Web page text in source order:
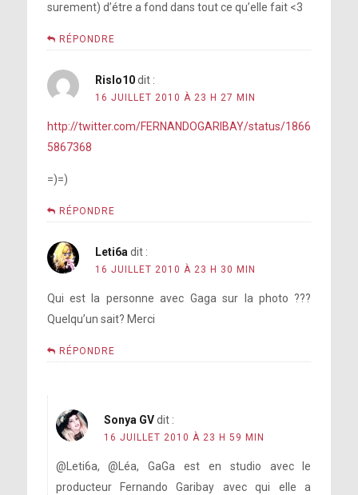
surement) d’étre a fond dans tout ce qu’elle fait <3
RÉPONDRE
Rislo10 dit :
16 JUILLET 2010 À 23 H 27 MIN
http://twitter.com/FERNANDOGARIBAY/status/1866
5867368
=)=)
RÉPONDRE
Leti6a dit :
16 JUILLET 2010 À 23 H 30 MIN
Qui est la personne avec Gaga sur la photo ???
Quelqu’un sait? Merci
RÉPONDRE
Sonya GV dit :
16 JUILLET 2010 À 23 H 59 MIN
@Leti6a, @Léa, GaGa est en studio avec le
producteur Fernando Garibay avec qui elle a